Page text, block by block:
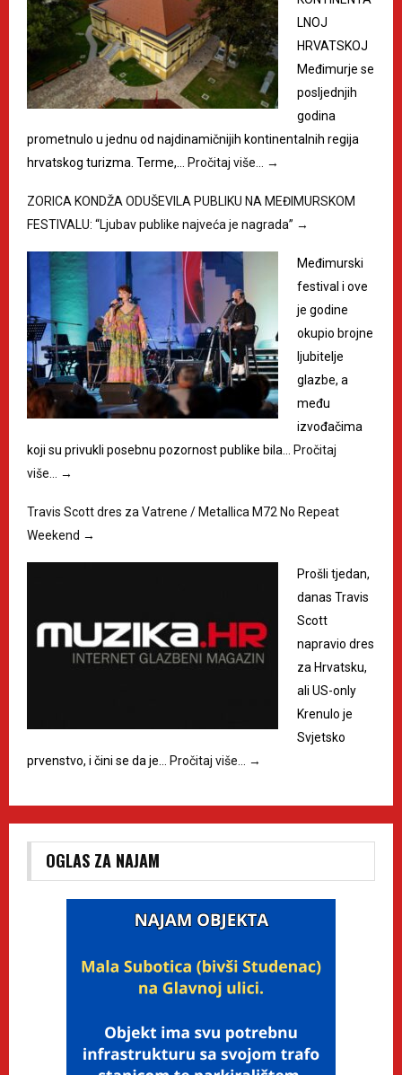
LNOJ
HRVATSKOJ
Međimurje se
posljednjih
godina
prometnulo u jednu od najdinamičnijih kontinentalnih regija
hrvatskog turizma. Terme,…
Pročitaj više… →
ZORICA KONDŽA ODUŠEVILA PUBLIKU NA MEĐIMURSKOM
FESTIVALU: “Ljubav publike najveća je nagrada” →
Međimurski
festival i ove
je godine
okupio brojne
ljubitelje
glazbe, a
među
izvođačima
koji su privukli posebnu pozornost publike bila…
Pročitaj
više…
→
Travis Scott dres za Vatrene / Metallica M72 No Repeat
Weekend →
Prošli tjedan,
danas Travis
Scott
napravio dres
za Hrvatsku,
ali US-only
Krenulo je
Svjetsko
prvenstvo, i čini se da je…
Pročitaj više… →
OGLAS ZA NAJAM